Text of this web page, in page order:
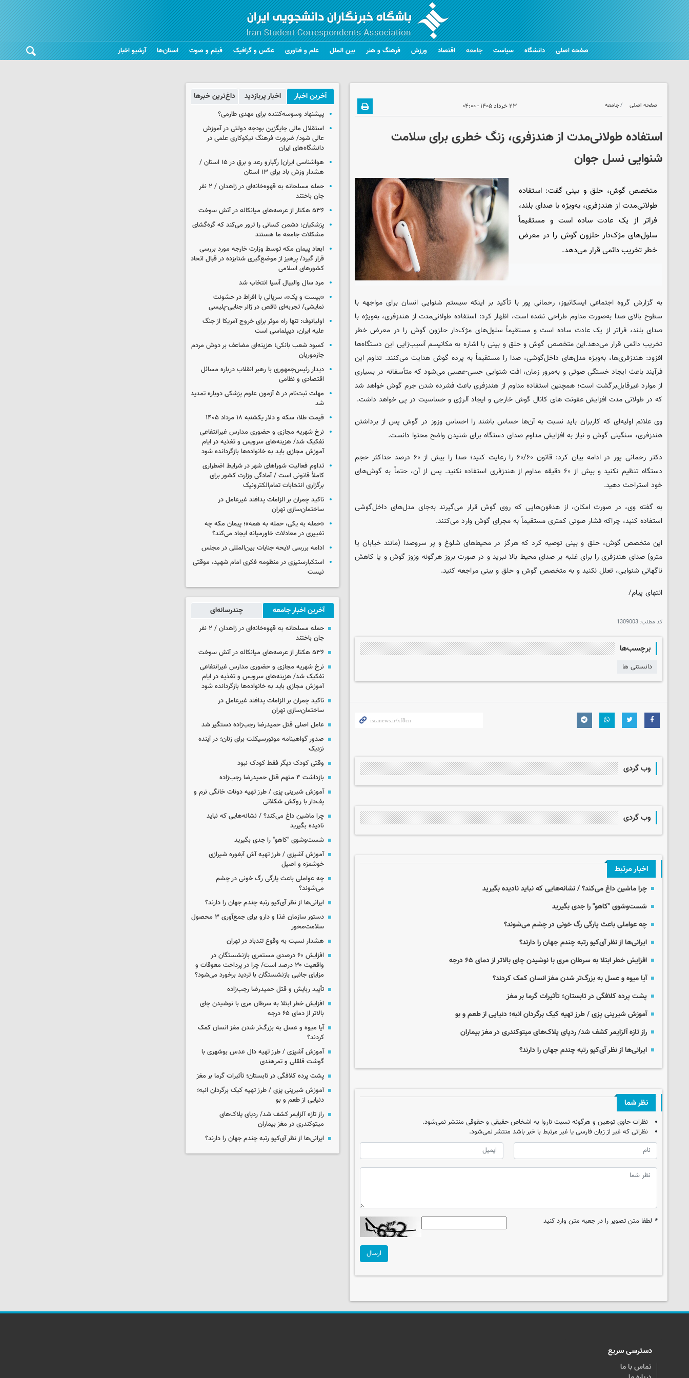
صفحه اصلی دانشگاه سیاست جامعه اقتصاد ورزش فرهنگ و هنر بین الملل علم و فناوری عکس و گرافیک فیلم و صوت استان‌ها آرشیو اخبار
صفحه اصلی جامعه ۲۳ خرداد ۱۴۰۵ - ۰۴:۰۰
استفاده طولانی‌مدت از هندزفری، زنگ خطری برای سلامت
شنوایی نسل جوان
متخصص گوش، حلق و بینی گفت: استفاده
طولانی‌مدت از هندزفری، به‌ویژه با صدای بلند،
فراتر از یک عادت ساده است و مستقیماً
سلول‌های مژک‌دار حلزون گوش را در معرض
خطر تخریب دائمی قرار می‌دهد.
به گزارش گروه اجتماعی ایسکانیوز، رحمانی پور با تأکید بر اینکه سیستم شنوایی انسان برای مواجهه با
سطوح بالای صدا به‌صورت مداوم طراحی نشده است، اظهار کرد: استفاده طولانی‌مدت از هندزفری، به‌ویژه با
صدای بلند، فراتر از یک عادت ساده است و مستقیماً سلول‌های مژک‌دار حلزون گوش را در معرض خطر
تخریب دائمی قرار می‌دهد.این متخصص گوش و حلق و بینی با اشاره به مکانیسم آسیب‌زایی این دستگاه‌ها
افزود: هندزفری‌ها، به‌ویژه مدل‌های داخل‌گوشی، صدا را مستقیماً به پرده گوش هدایت می‌کنند. تداوم این
فرآیند باعث ایجاد خستگی صوتی و به‌مرور زمان، افت شنوایی حسی-عصبی می‌شود که متأسفانه در بسیاری
از موارد غیرقابل‌برگشت است؛ همچنین استفاده مداوم از هندزفری باعث فشرده شدن جرم گوش خواهد شد
که در طولانی مدت افزایش عفونت های کانال گوش خارجی و ایجاد آلرژی و حساسیت در پی خواهد داشت.
وی علائم اولیه‌ای که کاربران باید نسبت به آن‌ها حساس باشند را احساس وزوز در گوش پس از برداشتن
هندزفری، سنگینی گوش و نیاز به افزایش مداوم صدای دستگاه برای شنیدن واضح محتوا دانست.
دکتر رحمانی پور در ادامه بیان کرد: قانون ۶۰/۶۰ را رعایت کنید؛ صدا را بیش از ۶۰ درصد حداکثر حجم
دستگاه تنظیم نکنید و بیش از ۶۰ دقیقه مداوم از هندزفری استفاده نکنید. پس از آن، حتماً به گوش‌های
خود استراحت دهید.
به گفته وی، در صورت امکان، از هدفون‌هایی که روی گوش قرار می‌گیرند به‌جای مدل‌های داخل‌گوشی
استفاده کنید، چراکه فشار صوتی کمتری مستقیماً به مجرای گوش وارد می‌کنند.
این متخصص گوش، حلق و بینی توصیه کرد که هرگز در محیط‌های شلوغ و پر سروصدا (مانند خیابان یا
مترو) صدای هندزفری را برای غلبه بر صدای محیط بالا نبرید و در صورت بروز هرگونه وزوز گوش و یا کاهش
ناگهانی شنوایی، تعلل نکنید و به متخصص گوش و حلق و بینی مراجعه کنید.
انتهای پیام/
کد مطلب: 1309003
برچسب‌ها
دانستنی ها
وب گردی
وب گردی
اخبار مرتبط
چرا ماشین داغ می‌کند؟ / نشانه‌هایی که نباید نادیده بگیرید
شست‌وشوی "کاهو" را جدی بگیرید
چه عواملی باعث پارگی رگ خونی در چشم می‌شوند؟
ایرانی‌ها از نظر آی‌کیو رتبه چندم جهان را دارند؟
افزایش خطر ابتلا به سرطان مری با نوشیدن چای بالاتر از دمای ۶۵ درجه
آیا میوه و عسل به بزرگ‌تر شدن مغز انسان کمک کردند؟
پشت پرده کلافگی در تابستان؛ تأثیرات گرما بر مغز
آموزش شیرینی پزی / طرز تهیه کیک برگردان انبه؛ دنیایی از طعم و بو
راز تازه آلزایمر کشف شد/ ردپای پلاک‌های میتوکندری در مغز بیماران
ایرانی‌ها از نظر آی‌کیو رتبه چندم جهان را دارند؟
نظر شما
نظرات حاوی توهین و هرگونه نسبت ناروا به اشخاص حقیقی و حقوقی منتشر نمی‌شود.
نظراتی که غیر از زبان فارسی یا غیر مرتبط با خبر باشد منتشر نمی‌شود.
* لطفا متن تصویر را در جعبه متن وارد کنید
ارسال
آخرین اخبار اخبار پربازدید داغ‌ترین خبرها
پیشنهاد وسوسه‌کننده برای مهدی طارمی؟
استقلال مالی جایگزین بودجه دولتی در آموزش
عالی شود/ ضرورت فرهنگ نیکوکاری علمی در
دانشگاه‌های ایران
هواشناسی ایران| رگبارو رعد و برق در ۱۵ استان /
هشدار وزش باد برای ۱۳ استان‌
حمله مسلحانه به قهوه‌خانه‌ای در زاهدان / ۲ نفر
جان باختند
۵۳۶ هکتار از عرصه‌های میانکاله در آتش سوخت
پزشکیان: دشمن کسانی را ترور می‌کند که گره‌گشای
مشکلات جامعه ما هستند
ابعاد پیمان مکه توسط وزارت خارجه مورد بررسی
قرار گیرد/ پرهیز از موضع‌گیری شتابزده در قبال اتحاد
کشورهای اسلامی
مرد سال والیبال آسیا انتخاب شد
«بیست و یک»، سریالی با افراط در خشونت
نمایشی/ تجربه‌ای ناقص در ژانر جنایی-پلیسی
اولیانوف: تنها راه موثر برای خروج آمریکا از جنگ
علیه ایران، دیپلماسی است
کمبود شعب بانکی؛ هزینه‌ای مضاعف بر دوش مردم
جازموریان
دیدار رئیس‌جمهوری با رهبر انقلاب درباره مسائل
اقتصادی و نظامی
مهلت ثبت‌نام در ۵ آزمون علوم پزشکی دوباره تمدید
شد
قیمت طلا، سکه و دلار یکشنبه ۱۸ مرداد ۱۴۰۵
نرخ شهریه مجازی و حضوری مدارس غیرانتفاعی
تفکیک شد/ هزینه‌های سرویس و تغذیه در ایام
آموزش مجازی باید به خانواده‌ها بازگردانده شود
تداوم فعالیت شوراهای شهر در شرایط اضطراری
کاملاً قانونی است / آمادگی وزارت کشور برای
برگزاری انتخابات تمام‌الکترونیک
تاکید چمران بر الزامات پدافند غیرعامل در
ساختمان‌سازی تهران
«حمله به یکی، حمله به همه»؛ پیمان مکه چه
تغییری در معادلات خاورمیانه ایجاد می‌کند؟
ادامه بررسی لایحه جنایات بین‌المللی در مجلس
استکبارستیزی در منظومه فکری امام شهید، موقتی
نیست
آخرین اخبار جامعه چندرسانه‌ای
حمله مسلحانه به قهوه‌خانه‌ای در زاهدان / ۲ نفر
جان باختند
۵۳۶ هکتار از عرصه‌های میانکاله در آتش سوخت
نرخ شهریه مجازی و حضوری مدارس غیرانتفاعی
تفکیک شد/ هزینه‌های سرویس و تغذیه در ایام
آموزش مجازی باید به خانواده‌ها بازگردانده شود
تاکید چمران بر الزامات پدافند غیرعامل در
ساختمان‌سازی تهران
عامل اصلی قتل حمیدرضا رجب‌زاده دستگیر شد
صدور گواهینامه موتورسیکلت برای زنان؛ در آینده
نزدیک
وقتی کودک دیگر فقط کودک نبود
بازداشت ۴ متهم قتل حمیدرضا رجب‌زاده
آموزش شیرینی پزی / طرز تهیه دونات خانگی نرم و
پف‌دار با روکش شکلاتی
چرا ماشین داغ می‌کند؟ / نشانه‌هایی که نباید
نادیده بگیرید
شست‌وشوی "کاهو" را جدی بگیرید
آموزش آشپزی / طرز تهیه آش آبغوره شیرازی
خوشمزه و اصیل
چه عواملی باعث پارگی رگ خونی در چشم
می‌شوند؟
ایرانی‌ها از نظر آی‌کیو رتبه چندم جهان را دارند؟
دستور سازمان غذا و دارو برای جمع‌آوری ۳ محصول
سلامت‌محور
هشدار نسبت به وقوع تندباد در تهران
افزایش ۶۰ درصدی مستمری‌ بازنشستگان در
واقعیت ۳۰ درصد است/ چرا در پرداخت معوقات و
مزایای جانبی بازنشستگان با تردید برخورد می‌شود؟
تأیید ربایش و قتل حمیدرضا رجب‌زاده
افزایش خطر ابتلا به سرطان مری با نوشیدن چای
بالاتر از دمای ۶۵ درجه
آیا میوه و عسل به بزرگ‌تر شدن مغز انسان کمک
کردند؟
آموزش آشپزی / طرز تهیه دال عدس بوشهری با
گوشت قلقلی و تمرهندی
پشت پرده کلافگی در تابستان؛ تأثیرات گرما بر مغز
آموزش شیرینی پزی / طرز تهیه کیک برگردان انبه؛
دنیایی از طعم و بو
راز تازه آلزایمر کشف شد/ ردپای پلاک‌های
میتوکندری در مغز بیماران
ایرانی‌ها از نظر آی‌کیو رتبه چندم جهان را دارند؟
دسترسی سریع
تماس با ما